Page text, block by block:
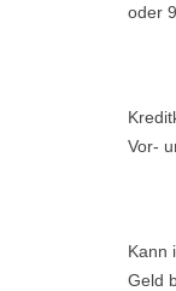
oder
Vor-
Kann
Geld